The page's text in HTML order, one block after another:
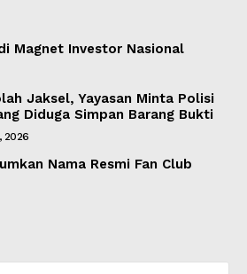
Magnet Investor Nasional
Jaksel, Yayasan Minta Polisi
Diduga Simpan Barang Bukti
2026
Nama Resmi Fan Club